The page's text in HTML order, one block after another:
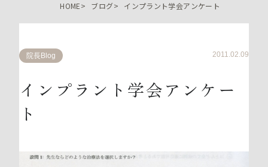
HOME ブログ インプラント学会アンケート
院長Blog 2011.02.09
インプラント学会アンケー
ト